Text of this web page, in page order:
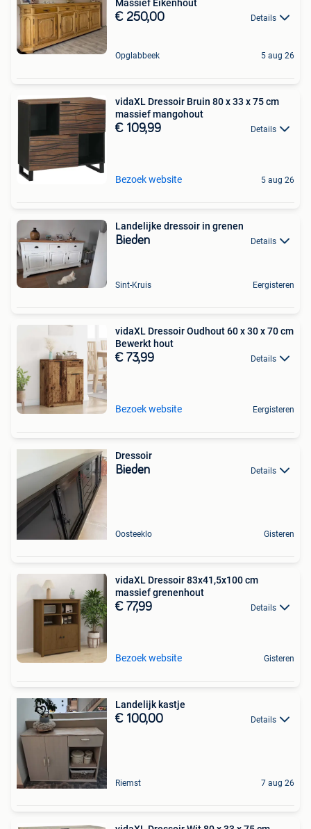
Massief Eikenhout
€ 250,00 Details
Opglabbeek 5 aug 26
vidaXL Dressoir Bruin 80 x 33 x 75 cm
massief mangohout
€ 109,99 Details
Bezoek website 5 aug 26
Landelijke dressoir in grenen
Bieden Details
Sint-Kruis Eergisteren
vidaXL Dressoir Oudhout 60 x 30 x 70 cm
Bewerkt hout
€ 73,99 Details
Bezoek website Eergisteren
Dressoir
Bieden Details
Oosteeklo Gisteren
vidaXL Dressoir 83x41,5x100 cm
massief grenenhout
€ 77,99 Details
Bezoek website Gisteren
Landelijk kastje
€ 100,00 Details
Riemst 7 aug 26